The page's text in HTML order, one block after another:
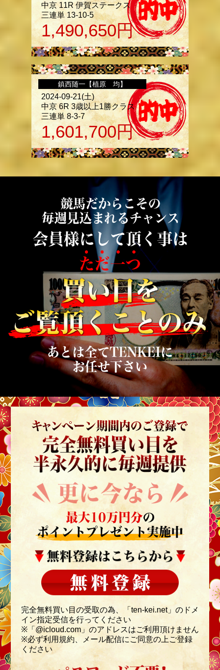
中京 11R 伊賀ステークス
三連単 13-10-5
1,490,650円
鎮西随一【植原 均】
2024-09-21(土)
中京 6R 3歳以上1勝クラス
三連単 8-3-7
1,601,700円
完全無料買い目の受取の為、「ten-kei.net」のドメ
イン指定受信を行ってください
※「@icloud.com」のアドレスはご利用頂けません
※必ず利用規約、メール配信にご同意の上ご登録
ください